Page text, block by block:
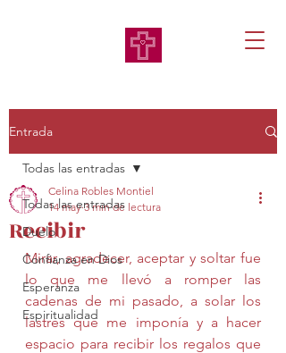
Entrada
Todas las entradas
Duelo
Confianza en Dios
Esperanza
Espiritualidad
Todas las entradas
Recibir
Celina Robles Montiel
14 may 3 min de lectura
Mirar, agradecer, aceptar y soltar fue
lo que me llevó a romper las
cadenas de mi pasado, a solar los
lastres que me imponía y a hacer
espacio para recibir los regalos que